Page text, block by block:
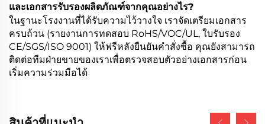
และเอกสารรับรองผลิตภัณฑ์จากคุณอย่างไร?
ในฐานะโรงงานที่ได้รับความไว้วางใจ เราจัดเตรียมเอกสาร
ครบถ้วน (รายงานการทดสอบ RoHS/VOC/UL, ใบรับรอง
CE/SGS/ISO 9001) ให้ฟรีหลังยืนยันคำสั่งซื้อ คุณยังสามารถ
ติดต่อทีมฝ่ายขายของเราเพื่อตรวจสอบตัวอย่างเอกสารก่อน
เริ่มความร่วมมือได้